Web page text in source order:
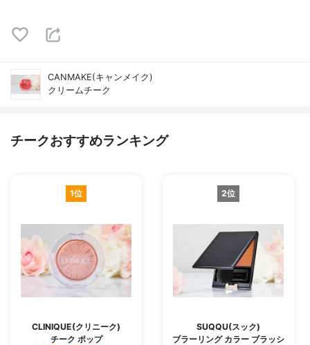
CANMAKE(キャンメイク)
クリームチーク
チークおすすめランキング
1位
CLINIQUE(クリニーク)
チーク ポップ
2位
SUQQU(スック)
ブラーリング カラー ブラッシ